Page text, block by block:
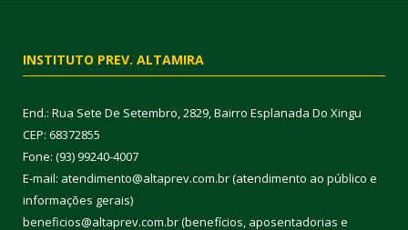
INSTITUTO PREV. ALTAMIRA
End.: Rua Sete De Setembro, 2829, Bairro Esplanada Do Xingu
CEP: 68372855
Fone: (93) 99240-4007
E-mail: atendimento@altaprev.com.br (atendimento ao público e
informações gerais)
beneficios@altaprev.com.br (benefícios, aposentadorias e